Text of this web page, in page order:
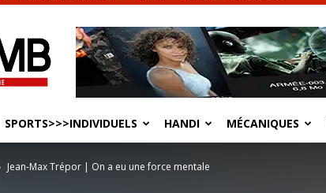
SPORTS>>>INDIVIDUELS HANDI MÉCANIQUES
Jean-Max Trépor | On a eu une force mentale